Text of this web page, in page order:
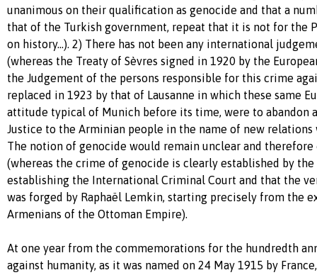
unanimous on their qualification as genocide and that a
that of the Turkish government, repeat that it is not for the
on history…). 2) There has not been any international
(whereas the Treaty of Sèvres signed in 1920 by the
the Judgement of the persons responsible for this crime
replaced in 1923 by that of Lausanne in which these same
attitude typical of Munich before its time, were to abandon
Justice to the Arminian people in the name of new relations
The notion of genocide would remain unclear and
(whereas the crime of genocide is clearly established by the
establishing the International Criminal Court and that the
was forged by Raphaël Lemkin, starting precisely from the
Armenians of the Ottoman Empire).
At one year from the commemorations for the hundredth
against humanity, as it was named on 24 May 1915 by